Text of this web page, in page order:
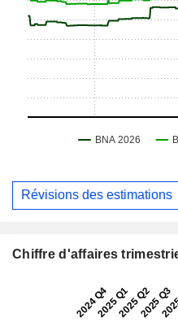
Révisions des estimations
Chiffre d'affaires